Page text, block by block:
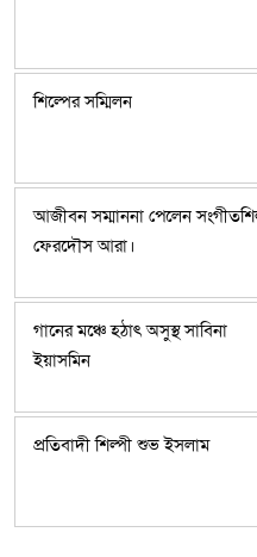
শিল্পের সম্মিলন
আজীবন সম্মাননা পেলেন
ফেরদৌস আরা।
গানের মঞ্চে হঠাৎ অসুস্থ সাবিনা
ইয়াসমিন
প্রতিবাদী শিল্পী শুভ ইসলাম